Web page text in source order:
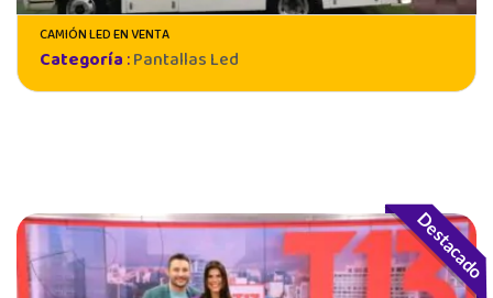
CAMIÓN LED EN VENTA
Categoría:Pantallas Led
Destacado